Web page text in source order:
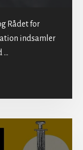
Rådet for
indsamler
…